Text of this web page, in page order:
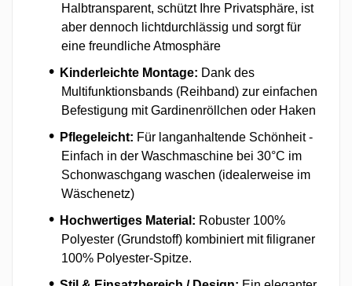
Halbtransparent, schützt Ihre Privatsphäre, ist
aber dennoch lichtdurchlässig und sorgt für
eine freundliche Atmosphäre
Kinderleichte Montage: Dank des
Multifunktionsbands (Reihband) zur einfachen
Befestigung mit Gardinenröllchen oder Haken
Pflegeleicht: Für langanhaltende Schönheit -
Einfach in der Waschmaschine bei 30°C im
Schonwaschgang waschen (idealerweise im
Wäschenetz)
Hochwertiges Material: Robuster 100%
Polyester (Grundstoff) kombiniert mit filigraner
100% Polyester-Spitze.